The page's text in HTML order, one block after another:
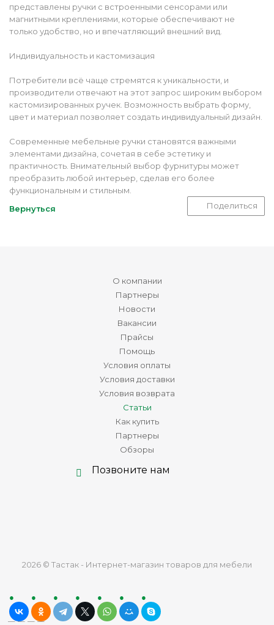
представлены ручки с встроенными сенсорами или
магнитными креплениями, которые обеспечивают не
только удобство, но и впечатляющий внешний вид.
Индивидуальность и кастомизация
Потребители всё чаще стремятся к уникальности, и
производители отвечают на этот запрос широким выбором
кастомизированных ручек. Возможность выбрать форму,
цвет и материал позволяет создать индивидуальный дизайн.
Современные мебельные ручки становятся важными
элементами дизайна, сочетая в себе эстетику и
практичность. Внимательный выбор фурнитуры может
преобразить любой интерьер, сделав его более
функциональным и стильным.
Вернуться
Поделиться
О компании
Партнеры
Новости
Вакансии
Прайсы
Помощь
Условия оплаты
Условия доставки
Условия возврата
Статьи
Как купить
Партнеры
Обзоры
Позвоните нам
2026 © Тастак - Интернет-магазин товаров для мебели